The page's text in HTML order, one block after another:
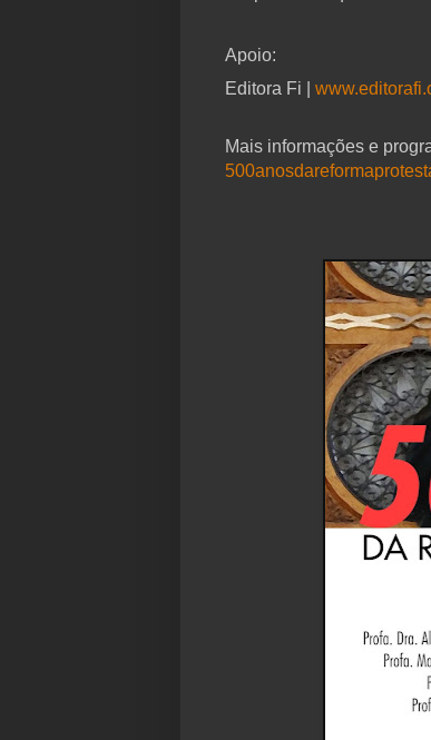
Apoio:
Editora Fi |
Mais informações e